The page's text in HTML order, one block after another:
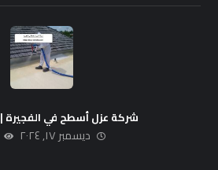
شركة عزل أسطح في الفجيرة |0521606327
ديسمبر ١٧, ٢٠٢٤